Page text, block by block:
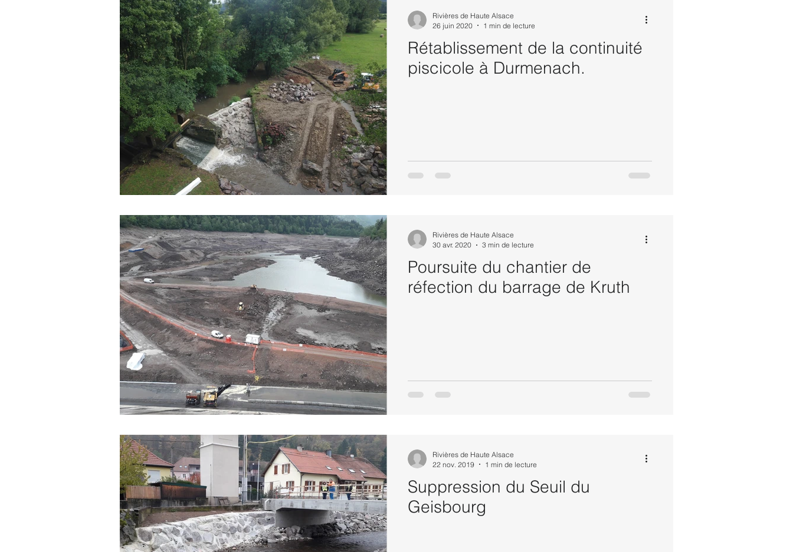
Rétablissement de la continuité
piscicole à Durmenach.
Rivières de Haute Alsace
26 juin 2020
1 min de lecture
Poursuite du chantier de
réfection du barrage de Kruth
Rivières de Haute Alsace
30 avr. 2020
3 min de lecture
Suppression du Seuil du
Geisbourg
Rivières de Haute Alsace
22 nov. 2019
1 min de lecture